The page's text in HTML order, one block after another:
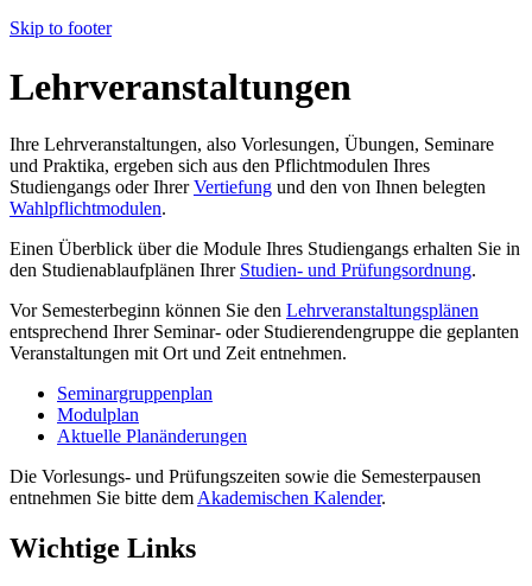
Skip to footer
Lehrveranstaltungen
Ihre Lehrveranstaltungen, also Vorlesungen, Übungen, Seminare
und Praktika, ergeben sich aus den Pflichtmodulen Ihres
Studiengangs oder IhrerVertiefung und den von Ihnen belegten
Wahlpflichtmodulen.
Einen Überblick über die Module Ihres Studiengangs erhalten Sie in
den Studienablaufplänen Ihrer Studien- und Prüfungsordnung.
Vor Semesterbeginn können Sie den Lehrveranstaltungsplänen
entsprechend Ihrer Seminar- oder Studierendengruppe die geplanten
Veranstaltungen mit Ort und Zeit entnehmen.
Seminargruppenplan
Modulplan
Aktuelle Planänderungen
Die Vorlesungs- und Prüfungszeiten sowie die Semesterpausen
entnehmen Sie bitte dem Akademischen Kalender.
Wichtige Links